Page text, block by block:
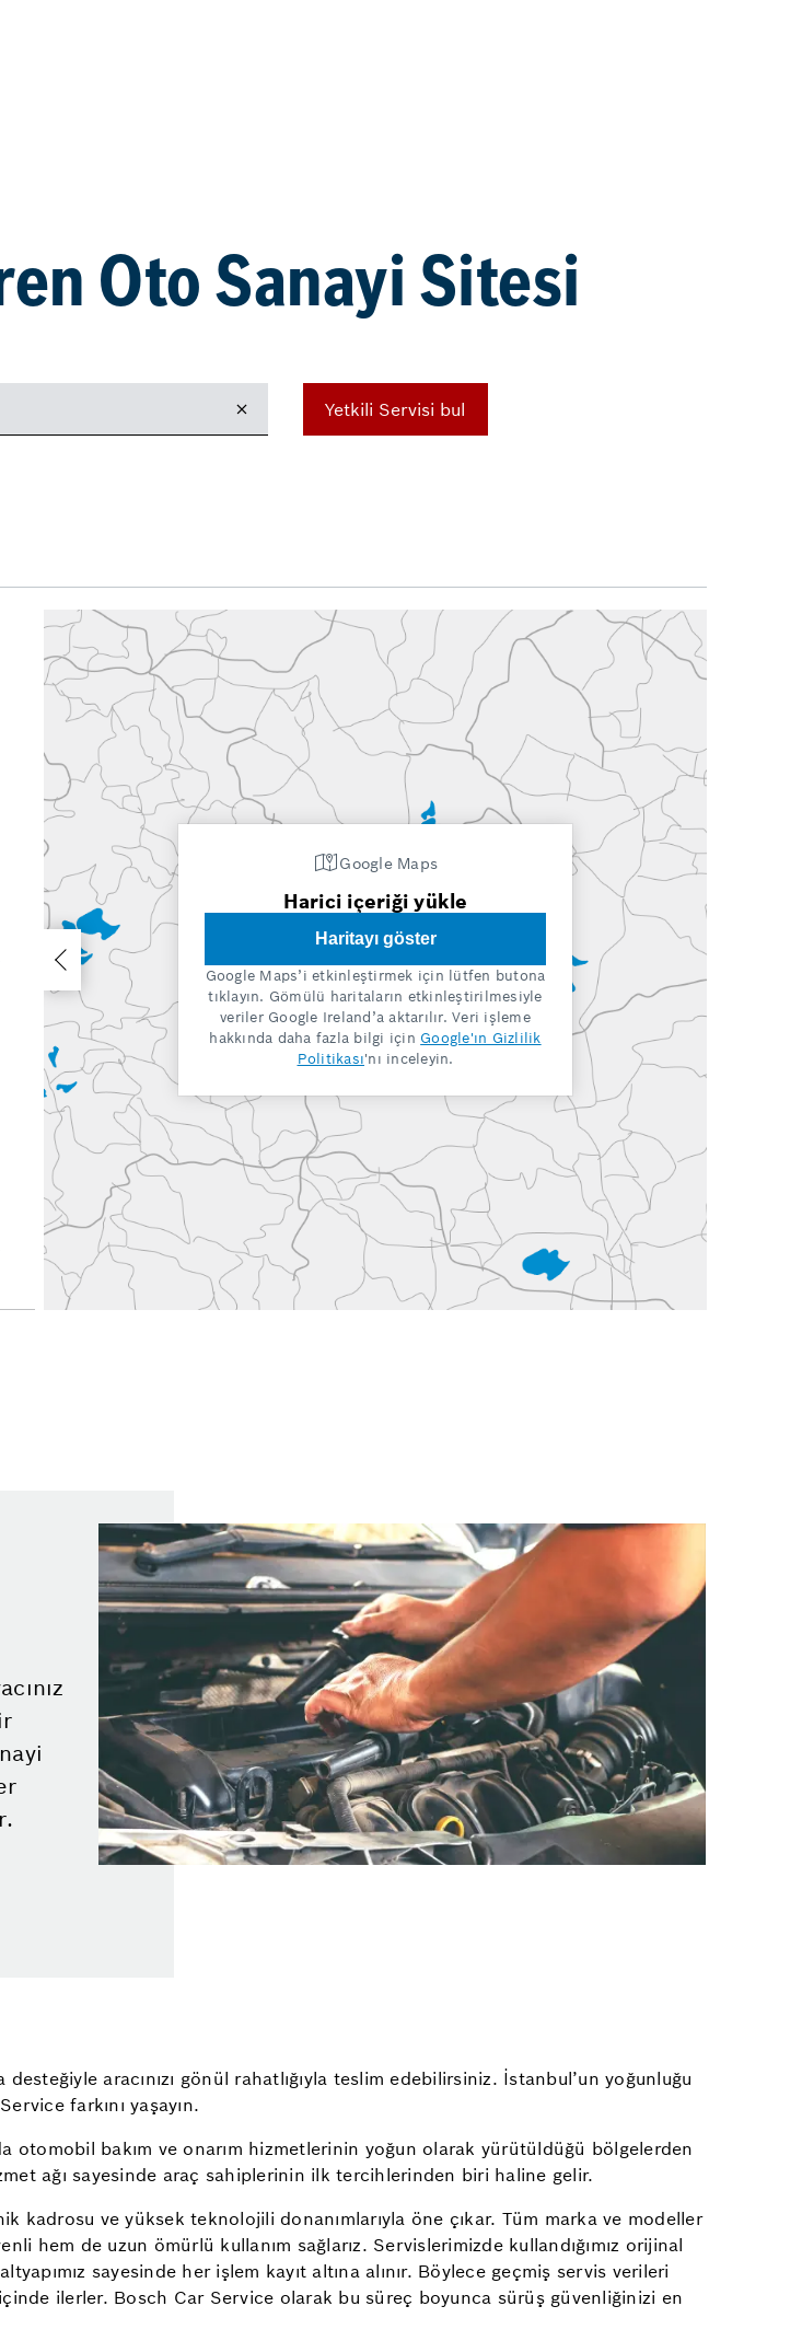
Oto Sanayi Sitesi
aracınızı gönül rahatlığıyla teslim edebilirsiniz. İstanbul’un yoğunluğu
farkını yaşayın.
otomobil bakım ve onarım hizmetlerinin yoğun olarak yürütüldüğü bölgelerden
ağı sayesinde araç sahiplerinin ilk tercihlerinden biri haline gelir.
kadrosu ve yüksek teknolojili donanımlarıyla öne çıkar. Tüm marka ve modeller
hem de uzun ömürlü kullanım sağlarız. Servislerimizde kullandığımız orijinal
sayesinde her işlem kayıt altına alınır. Böylece geçmiş servis verileri
ilerler. Bosch Car Service olarak bu süreç boyunca sürüş güvenliğinizi en